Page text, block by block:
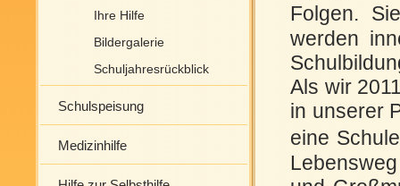
Ihre Hilfe
Bildergalerie
Schuljahresrückblick
Schulspeisung
Medizinhilfe
Folgen.
werden
Als wir
in unserer
eine